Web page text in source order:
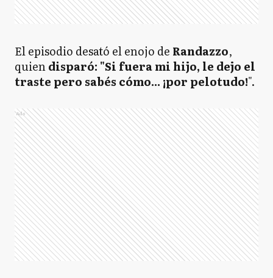
El episodio desató el enojo de Randazzo,
quiendisparó: "Si fuera mi hijo, le dejo el
traste pero sabés cómo... ¡por pelotudo!".
Ads